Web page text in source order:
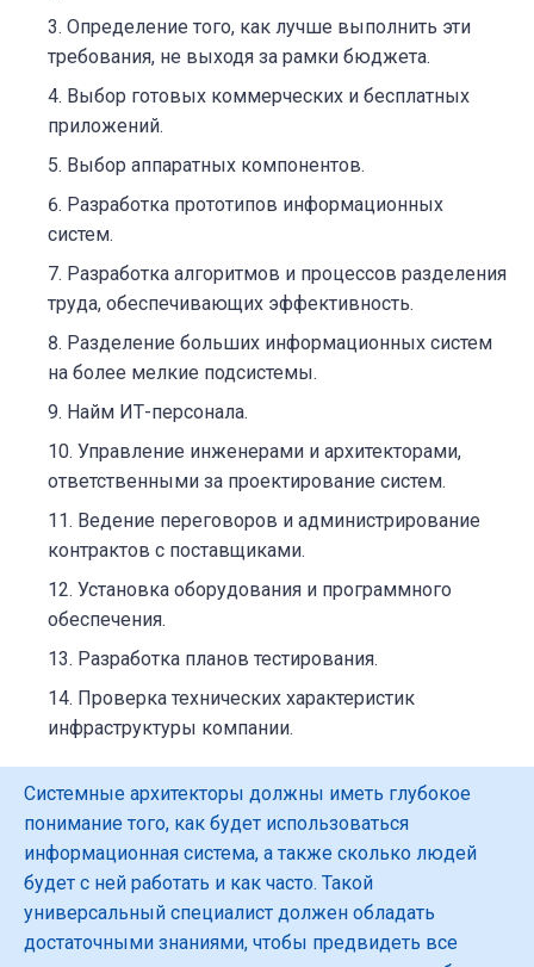
Определение того, как лучше выполнить эти
требования, не выходя за рамки бюджета.
Выбор готовых коммерческих и бесплатных
приложений.
Выбор аппаратных компонентов.
Разработка прототипов информационных
систем.
Разработка алгоритмов и процессов разделения
труда, обеспечивающих эффективность.
Разделение больших информационных систем
на более мелкие подсистемы.
Найм ИТ-персонала.
Управление инженерами и архитекторами,
ответственными за проектирование систем.
Ведение переговоров и администрирование
контрактов с поставщиками.
Установка оборудования и программного
обеспечения.
Разработка планов тестирования.
Проверка технических характеристик
инфраструктуры компании.
Системные архитекторы должны иметь глубокое
понимание того, как будет использоваться
информационная система, а также сколько людей
будет с ней работать и как часто. Такой
универсальный специалист должен обладать
достаточными знаниями, чтобы предвидеть все